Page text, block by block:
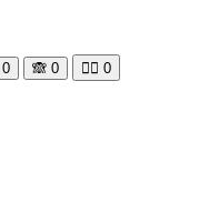
0 🙈 0 🧘‍♀️ 0